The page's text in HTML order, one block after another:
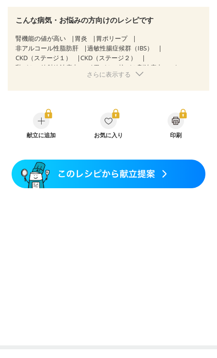
こんな病気・お悩みの方向けのレシピです
腎機能の値が高い 胃炎
胃ポリープ
非アルコール性脂肪肝
過敏性腸症候群（IBS）
CKD（ステージ１）
CKD（ステージ２）
乳がん（放射線治療中）
胃がん（抗がん剤治療中）
胃がん治療を終えた方・経過観察中の方
フレイル（年齢に合わせた体作り）
更年期
さらに表示する
献立に追加 お気に入り 印刷